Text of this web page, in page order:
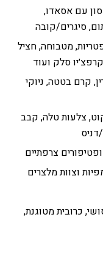
קרואסון עם אסאדו,
סיגרים/קובה
חומוס פטריות, מטבוחה, חציל
סלק ועוד
קרם בטטה, ניוקי
צלעות טלה, קבב
צרפתיים
וצוות מלצרים
כרובית מטוגנת,